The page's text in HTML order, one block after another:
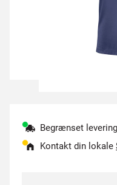
Begrænset levering
Kontakt din lokale